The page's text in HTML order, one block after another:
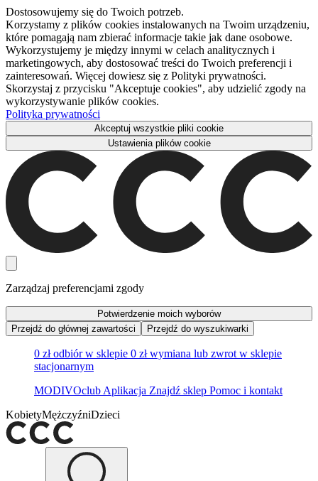
Dostosowujemy się do Twoich potrzeb.
Korzystamy z plików cookies instalowanych na Twoim urządzeniu,
które pomagają nam zbierać informacje takie jak dane osobowe.
Wykorzystujemy je między innymi w celach analitycznych i
marketingowych, aby dostosować treści do Twoich preferencji i
zainteresowań. Więcej dowiesz się z Polityki prywatności.
Skorzystaj z przycisku "Akceptuje cookies", aby udzielić zgody na
wykorzystywanie plików cookies.
Polityka prywatności
Akceptuj wszystkie pliki cookie
Ustawienia plików cookie
Zarządzaj preferencjami zgody
Potwierdzenie moich wyborów
Przejdź do głównej zawartości
Przejdź do wyszukiwarki
0 zł odbiór w sklepie 0 zł wymiana lub zwrot w sklepie
stacjonarnym
MODIVOclub Aplikacja Znajdź sklep Pomoc i kontakt
KobietyMężczyźniDzieci